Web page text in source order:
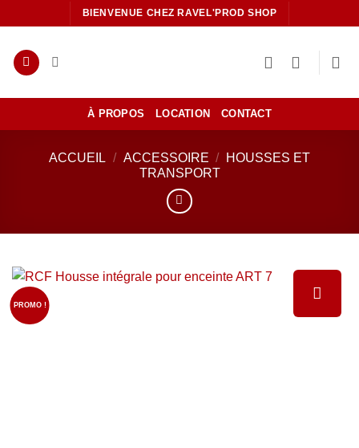
au
contenu
BIENVENUE CHEZ RAVEL'PROD SHOP
À PROPOS LOCATION CONTACT
ACCUEIL / ACCESSOIRE /
HOUSSES ET
TRANSPORT
PROMO !